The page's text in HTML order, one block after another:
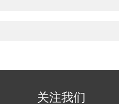
关注我们